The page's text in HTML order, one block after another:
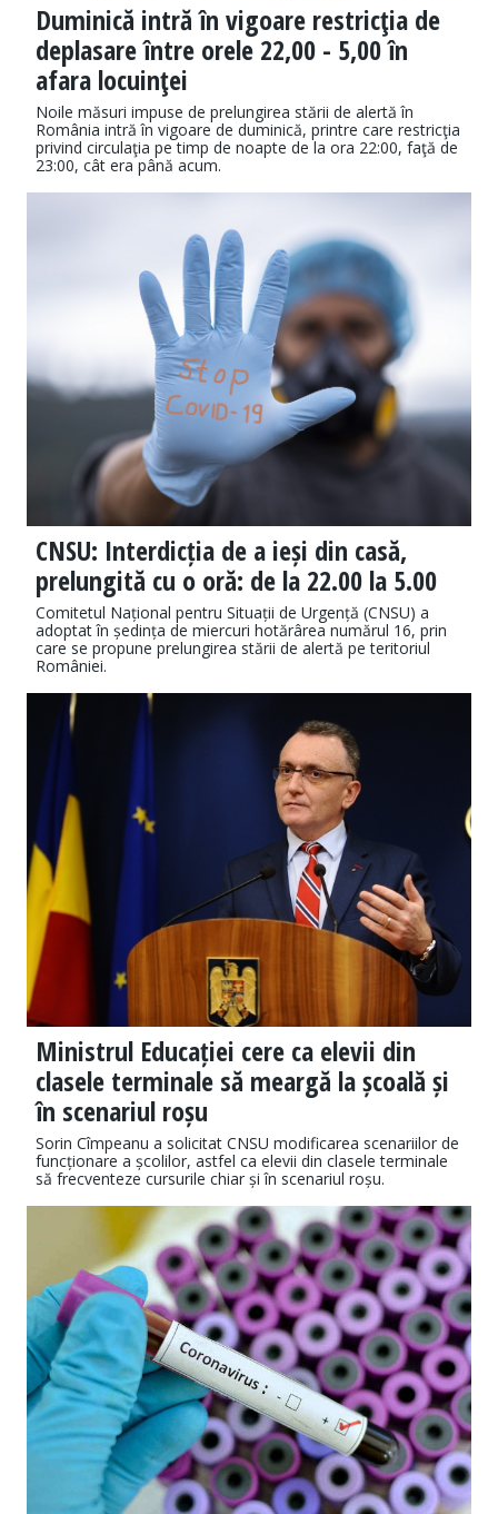
Duminică intră în vigoare restricţia de
deplasare între orele 22,00 - 5,00 în
afara locuinţei
Noile măsuri impuse de prelungirea stării de alertă în
România intră în vigoare de duminică, printre care restricţia
privind circulaţia pe timp de noapte de la ora 22:00, faţă de
23:00, cât era până acum.
CNSU: Interdicția de a ieși din casă,
prelungită cu o oră: de la 22.00 la 5.00
Comitetul Național pentru Situații de Urgență (CNSU) a
adoptat în ședința de miercuri hotărârea numărul 16, prin
care se propune prelungirea stării de alertă pe teritoriul
României.
Ministrul Educației cere ca elevii din
clasele terminale să meargă la școală și
în scenariul roșu
Sorin Cîmpeanu a solicitat CNSU modificarea scenariilor de
funcționare a școlilor, astfel ca elevii din clasele terminale
să frecventeze cursurile chiar și în scenariul roșu.